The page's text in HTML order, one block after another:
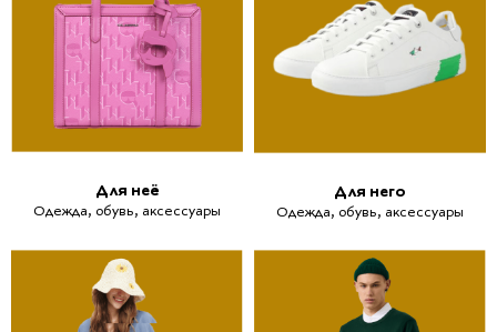
Для неё
Одежда, обувь, аксессуары
Для него
Одежда, обувь, аксессуары